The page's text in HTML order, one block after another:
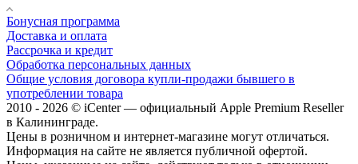
Бонусная программа
Доставка и оплата
Рассрочка и кредит
Обработка персональных данных
Общие условия договора купли-продажи бывшего в
употреблении товара
2010 - 2026 © iCenter — официальный Apple Premium Reseller
в Калининграде.
Цены в розничном и интернет-магазине могут отличаться.
Информация на сайте не является публичной офертой.